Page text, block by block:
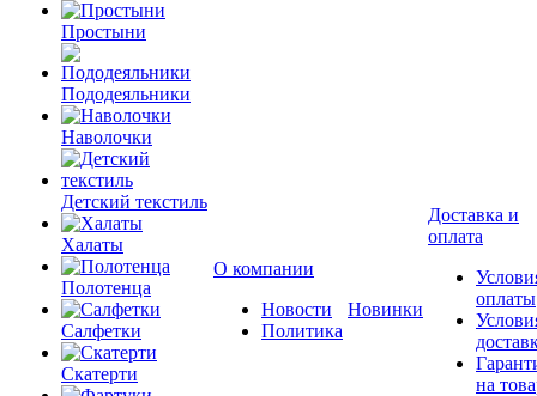
Простыни
Пододеяльники
Наволочки
Детский текстиль
Халаты
Полотенца
Салфетки
Скатерти
О компании
Новости
Политика
Новинки
Доставка и
оплата
оплаты
на